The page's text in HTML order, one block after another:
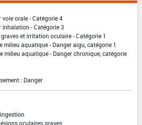
orale - Catégorie 4
inhalation - Catégorie 3
et irritation oculaire - Catégorie 1
milieu aquatique - Danger aigu, catégorie 1
milieu aquatique - Danger chronique, catégorie
: Danger
oculaires graves